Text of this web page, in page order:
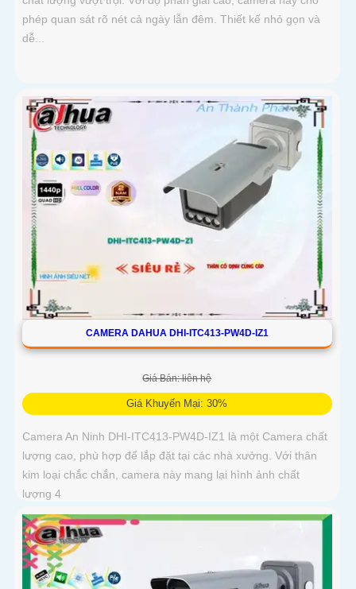
phép quan sát rõ nét cả ngày lẫn đêm. Thiết kế nhỏ gọn và
dễ...
CAMERA DAHUA DHI-ITC413-PW4D-IZ1
Giá Bán: liên hệ
Giá Khuyến Mại: 30%
Camera An Ninh DHI-ITC413-PW4D-IZ1 là một Camera chất
lượng cao, phù hợp để lắp đặt tại các nhà xưởng. Với thân
kim loại chắc chắn, camera này mang lại hình ảnh chất
lượng 4